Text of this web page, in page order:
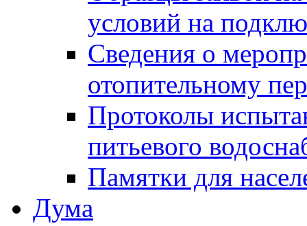
условий на
Сведения о
отопительному
Протоколы
питьевого
Памятки для
Дума